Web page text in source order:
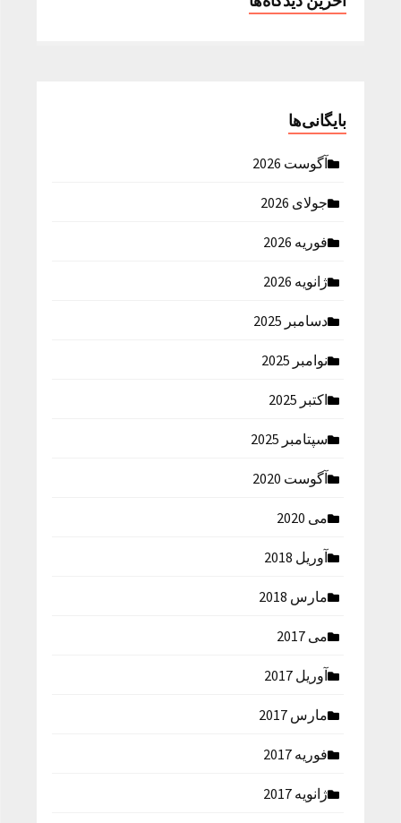
بایگانی‌ها
آگوست 2026
جولای 2026
فوریه 2026
ژانویه 2026
دسامبر 2025
نوامبر 2025
اکتبر 2025
سپتامبر 2025
آگوست 2020
می 2020
آوریل 2018
مارس 2018
می 2017
آوریل 2017
مارس 2017
فوریه 2017
ژانویه 2017